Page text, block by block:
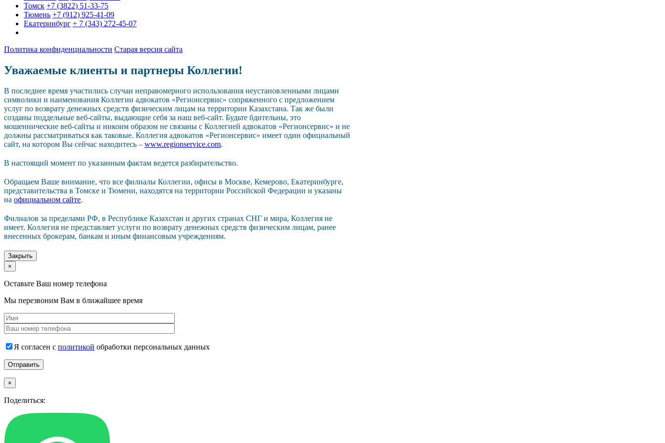
Томск +7 (3822) 51-33-75
Тюмень +7 (912) 925-41-09
Екатеринбург + 7 (343) 272-45-07
Политика конфиденциальности Старая версия сайта
Уважаемые клиенты и партнеры Коллегии!
В последнее время участились случаи неправомерного использования неустановленными лицами
символики и наименования Коллегии адвокатов «Регионсервис» сопряженного с предложением
услуг по возврату денежных средств физическим лицам на территории Казахстана. Так же были
созданы поддельные веб-сайты, выдающие себя за наш веб-сайт. Будьте бдительны, это
мошеннические веб-сайты и никоим образом не связаны с Коллегией адвокатов «Регионсервис» и не
должны рассматриваться как таковые. Коллегия адвокатов «Регионсервис» имеет один официальный
сайт, на котором Вы сейчас находитесь – www.regionservice.com.
В настоящий момент по указанным фактам ведется разбирательство.
Обращаем Ваше внимание, что все филиалы Коллегии, офисы в Москве, Кемерово, Екатеринбурге,
представительства в Томске и Тюмени, находятся на территории Российской Федерации и указаны
на официальном сайте.
Филиалов за пределами РФ, в Республике Казахстан и других странах СНГ и мира, Коллегия не
имеет. Коллегия не представляет услуги по возврату денежных средств физическим лицам, ранее
внесенных брокерам, банкам и иным финансовым учреждениям.
Закрыть
×
Оставьте Ваш номер телефона
Мы перезвоним Вам в ближайшее время
Я согласен с политикой обработки персональных данных
×
Поделиться: